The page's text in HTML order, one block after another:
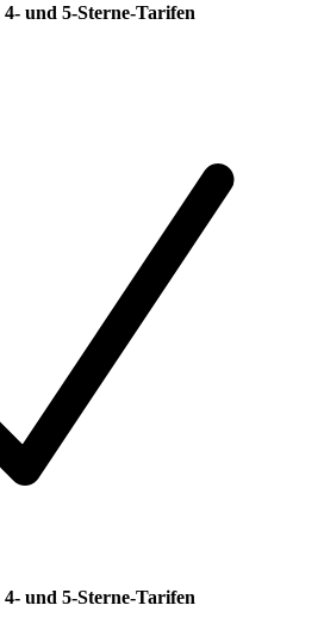
4- und 5-Sterne-Tarifen
4- und 5-Sterne-Tarifen